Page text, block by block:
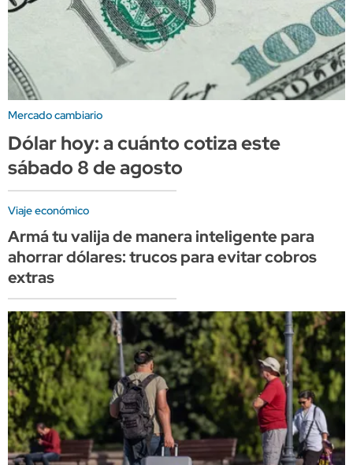
Mercado cambiario
Dólar hoy: a cuánto cotiza este
sábado 8 de agosto
Viaje económico
Armá tu valija de manera inteligente para
ahorrar dólares: trucos para evitar cobros
extras